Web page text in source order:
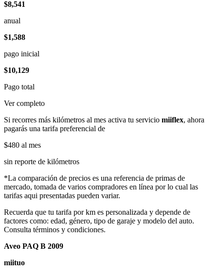
$8,541
anual
$1,588
pago inicial
$10,129
Pago total
Ver completo
Si recorres más kilómetros al mes activa tu servicio miiflex, ahora
pagarás una tarifa preferencial de
$480 al mes
sin reporte de kilómetros
*La comparación de precios es una referencia de primas de
mercado, tomada de varios compradores en línea por lo cual las
tarifas aqui presentadas pueden variar.
Recuerda que tu tarifa por km es personalizada y depende de
factores como: edad, género, tipo de garaje y modelo del auto.
Consulta términos y condiciones.
Aveo PAQ B 2009
miituo